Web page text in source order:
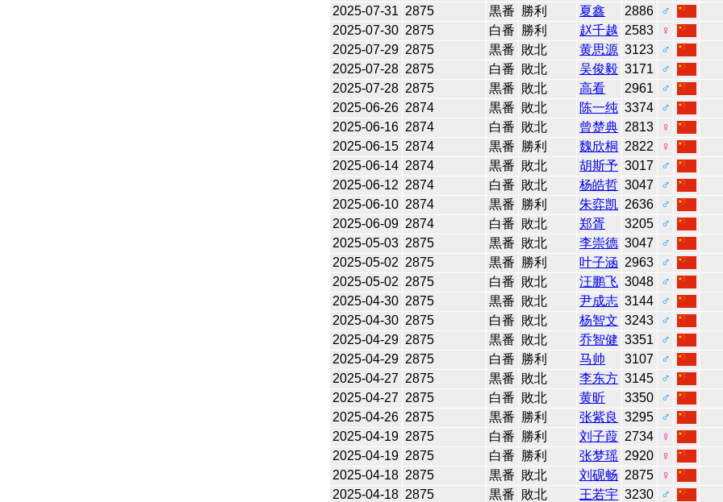
2025-07-31 2875 黒番 勝利 夏鑫 2886
♂
2025-07-30 2875 白番 勝利 赵千越 2583
♀
2025-07-29 2875 黒番 敗北 黄思源 3123
♂
2025-07-28 2875 白番 敗北 吴俊毅 3171
♂
2025-07-28 2875 黒番 敗北 高看 2961
♂
2025-06-26 2874 黒番 敗北 陈一纯 3374
♂
2025-06-16 2874 白番 敗北 曾楚典 2813
♀
2025-06-15 2874 黒番 勝利 魏欣桐 2822
♀
2025-06-14 2874 黒番 敗北 胡斯予 3017
♂
2025-06-12 2874 白番 敗北 杨皓哲 3047
♂
2025-06-10 2874 黒番 勝利 朱弈凯 2636
♂
2025-06-09 2874 白番 敗北 郑胥 3205
♂
2025-05-03 2875 黒番 敗北 李崇德 3047
♂
2025-05-02 2875 黒番 勝利 叶子涵 2963
♂
2025-05-02 2875 白番 敗北 汪鹏飞 3048
♂
2025-04-30 2875 黒番 敗北 尹成志 3144
♂
2025-04-30 2875 白番 敗北 杨智文 3243
♂
2025-04-29 2875 黒番 敗北 乔智健 3351
♂
2025-04-29 2875 白番 勝利 马帅 3107
♂
2025-04-27 2875 黒番 敗北 李东方 3145
♂
2025-04-27 2875 白番 敗北 黄昕 3350
♂
2025-04-26 2875 黒番 勝利 张紫良 3295
♂
2025-04-19 2875 白番 勝利 刘子葭 2734
♀
2025-04-19 2875 白番 勝利 张梦瑶 2920
♀
2025-04-18 2875 黒番 敗北 刘砚畅 2875
♀
2025-04-18 2875 黒番 敗北 王若宇 3230
♂